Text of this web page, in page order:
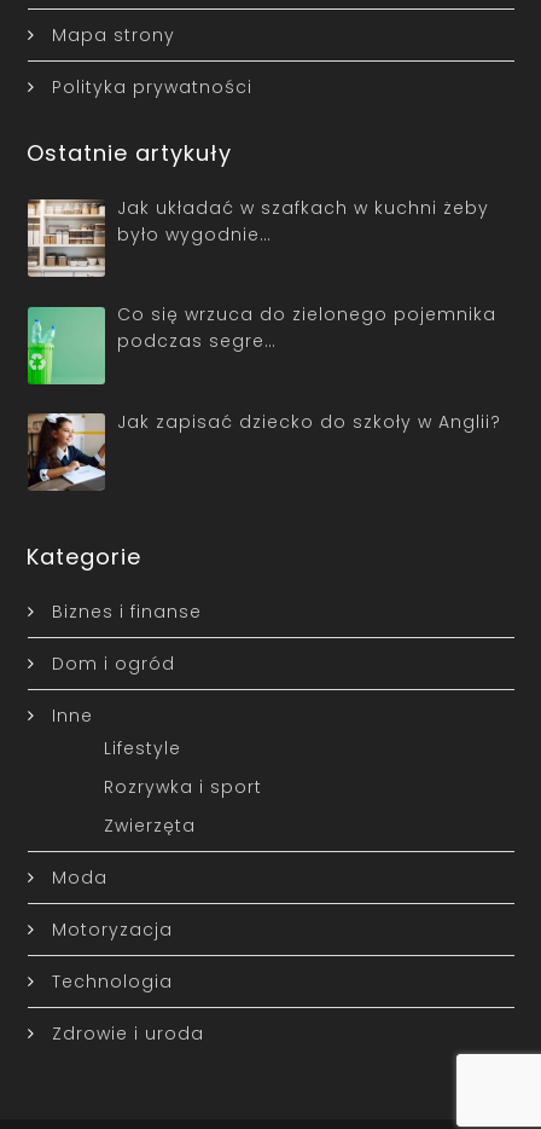
Mapa strony
Polityka prywatności
Ostatnie artykuły
Jak układać w szafkach w kuchni żeby
było wygodnie…
Co się wrzuca do zielonego pojemnika
podczas segre…
Jak zapisać dziecko do szkoły w Anglii?
Kategorie
Biznes i finanse
Dom i ogród
Inne
Lifestyle
Rozrywka i sport
Zwierzęta
Moda
Motoryzacja
Technologia
Zdrowie i uroda